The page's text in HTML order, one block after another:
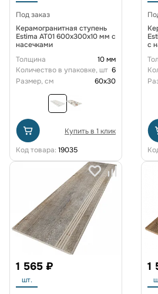
Под заказ
Керамогранитная ступень
Estima AT01 600x300x10 мм с
насечками
Толщина
10 мм
Количество в упаковке, шт 6
Размер, см
60x30
Купить в 1 клик
Код товара: 19035
с
1 565 ₽
шт.
1